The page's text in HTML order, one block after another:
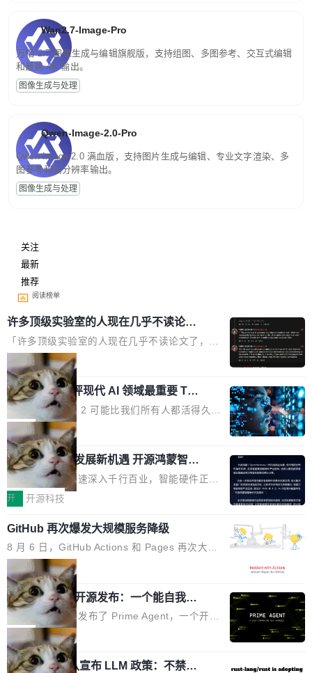
Wan2.7-Image-Pro
万相 2.7 图像生成与编辑旗舰版，支持组图、多图参考、交互式编辑
和最高 4K 输出。
图像生成与处理
Qwen-Image-2.0-Pro
Qwen-Image-2.0 满血版，支持图片生成与编辑、专业文字渲染、多
图参考和高分辨率输出。
图像生成与处理
关注
最新
推荐
阅读榜单
许多顶级实验室的人现在几乎不读论文
了
「许多顶级实验室的人现在几乎不读论文了，而
且他们认为 ICLR/ICML/NeurIPS 充斥着大量过
度宣传和欺诈。」 OpenAI 研究员 Keller Jorda
n 这条推文引发了广泛讨论。他不是在说风凉
话，他是说出了一个圈内人尽皆知但很少公开捅
破的事实。 Jordan 随后补充了一句软化声明：
「我不认为这些会议上大部分论文都在过度宣传
或造假。问题是，作为读者，如果你筛选出那些
看起来最令人兴奋的论文，那它们大部分都是过
度宣传的。」 这才是真正的痛点。不是所有论文
都有问题，是最吸引眼球的那批论文最有问题。
他引用的帖子来自 Mathew Shen，一位 ICLR 2
026 的读者：「看了篇 ...
局
xAI 前工程师评现代 AI 领域最重要 Top
3 开源项目
Flash Attention 2 可能比我们所有人都活得久。
这句话不是来自某个技术博客，而是出自 Hieu
Pham 的一条推文。Hieu Pham 是谁？他是 xAI
的早期工程师之一，在 Grok 训练基础设施团队
工作过。近日他在 X 上发了一条帖子，列出了他
认为现代 AI 领域最重要的三个开源项目。 第一
个名字毫无悬念：Flash Attention 2。 Hieu 的
理由很具体。FA 系列不需要解释，但 FA2 是他
认为最重要的一个——复杂度恰到好处，刚好能
驱动你去学 CuTe，但还没被那些"邪恶的" Hopp
er++ 优化所淹没，足够容易修改和适配。 更关
键的是 FA2 的持久性...
局
共商智能硬件发展新机遇 开源鸿蒙智能
硬件开发者日杭州站即将举行
随着万物智联加速深入千行百业，智能硬件正从
单点设备迈向智能化、网联化、协同化发展。作
鸿蒙通过统一技术底座和分布式能力，为不同类
型智能设备的开发、连接与互联提供关键支撑，
也为产业链企业探索产品创新与商业增长打开新
的空间。 8月14日，开源鸿蒙智能硬件开发者日
（OHDD：OpenHarmony Hardware Develope
r Day）将在杭州启航。活动面向智能硬件产业
链企业和开发者，邀请行业专家与资深技术顾
问，围绕开源鸿蒙技术能力、设备适配、芯片适
配、功耗与稳定性调优、兼容性测评及统一互联
开 开源科技
GitHub 再次爆发大规模服务降级
8 月 6 日，GitHub Actions 和 Pages 再次大规
模服务降级，Actions 完全不可用超过 5 小时，
webhook 停发，连自托管 runner 也因调度层故
障无法工作。Pages、Copilot code review、C
opilot coding agent 全部受影响。从检测到完全
恢复，大约 12 小时。 这是 2026 年 8 月的第六
起事故，其中四起与 AI/Copilot 服务相关。 Git
Hub 员工 kdaigle 在 HN 讨论中贴出了一组数
局
Prime Agent 开源发布：一个能自我改
进的编程 Agent，ARC-AGI 3 超越人类
专家基线
Prime Intellect 发布了 Prime Agent，一个开源
的编程 Agent Harness，核心设计围绕两个抽
象：Recursive Language Model（RLM）和 C
ontinual Harness。在 ARC-AGI 3 基准测试
局
Rust 项目团队宣布 LLM 政策：不禁